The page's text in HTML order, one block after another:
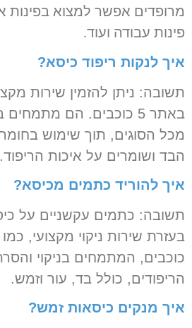
מרופדים אפשר למצוא בפינות
פינות עבודה ועוד.
איך לנקות ריפוד כיסא?
תשובה: ניתן להזמין שירות
באתר 5 כוכבים. הם
מכל הסוגים, תוך שימוש
הבד ושומרים על איכות הריפוד.
איך להוריד כתמים מכיסא?
תשובה: כתמים עקשניים על
כוכבים, המתמחים בניקוי
הריפודים, כולל בד, עור וזמש.
איך מנקים כיסאות זמש?